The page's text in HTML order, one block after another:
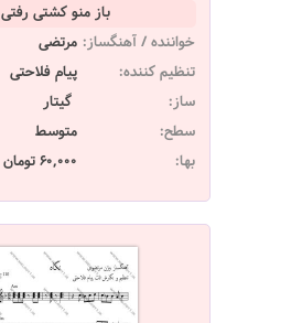
باز منو کشتی رفتی
خواننده / آهنگساز: مرتضی
تنظیم کننده:
پیام فلاحتی
ساز:
گیتار
سطح:
متوسط
بها:
60,000 تومان